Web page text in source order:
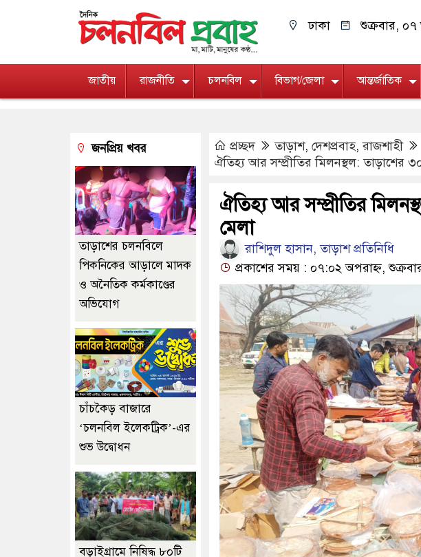
ঢাকা শুক্রবার, ০৭
জাতীয় রাজনীতি চলনবিল বিভাগ/জেলা আন্তর্জাতিক
প্রচ্ছদ তাড়াশ, দেশপ্রবাহ,রাজশাহী
ঐতিহ্য আর সম্প্রীতির মিলনস্থল: তাড়াশের
ঐতিহ্য আর সম্প্রীতির
মেলা
রাশিদুল হাসান, তাড়াশ প্রতিনিধি
প্রকাশের সময় : ০৭:০২ অপরাহ্ন,
জনপ্রিয় খবর
তাড়াশের চলনবিলে
পিকনিকের আড়ালে মাদক
ও অনৈতিক কর্মকাণ্ডের
অভিযোগ
চাঁচকৈড় বাজারে
‘চলনবিল ইলেকট্রিক’-এর
শুভ উদ্বোধন
বড়াইগ্রামে নিষিদ্ধ ৮০টি